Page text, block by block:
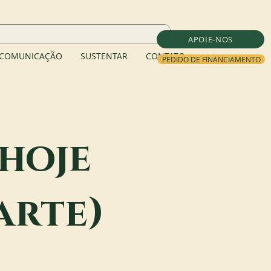
APOIE-NOS
PEDIDO DE FINANCIAMENTO
SUSTENTAR CONTATO